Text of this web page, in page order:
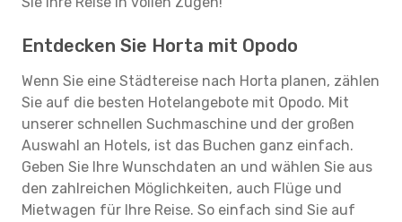
Entdecken Sie Horta mit Opodo
Wenn Sie eine Städtereise nach Horta planen, zählen
Sie auf die besten Hotelangebote mit Opodo. Mit
unserer schnellen Suchmaschine und der großen
Auswahl an Hotels, ist das Buchen ganz einfach.
Geben Sie Ihre Wunschdaten an und wählen Sie aus
den zahlreichen Möglichkeiten, auch Flüge und
Mietwagen für Ihre Reise. So einfach sind Sie auf